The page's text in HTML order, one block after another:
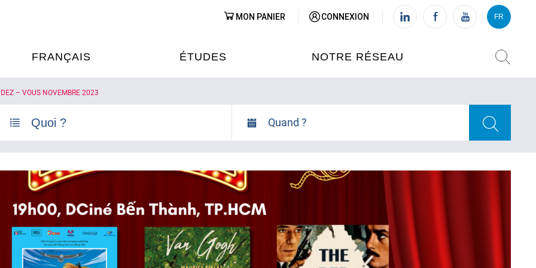
FRANÇAIS
DE FRANÇAIS
LINGUISTIQUES
LINGUISTIQUE
ÉDUCATIVE
ÉTUDES
FRANCE ALUMNI VIETNAM
NOTRE RÉSEAU
VIETNAM (IFV)
L'IFV À HUÉ
L'IFV À DANANG
L'IFV À HCMV
MON PANIER CONNEXION FR
VI FR
– VOUS NOVEMBRE 2023
Quand ?